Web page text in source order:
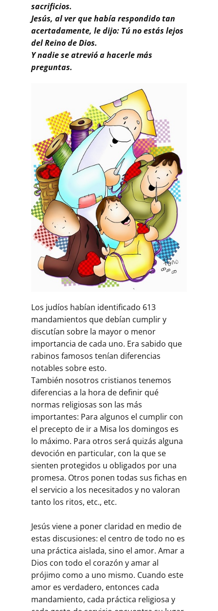
sacrificios.
Jesús, al ver que había respondido tan
acertadamente, le dijo: Tú no estás lejos
del Reino de Dios.
Y nadie se atrevió a hacerle más
preguntas.
Los judíos habían identificado 613
mandamientos que debían cumplir y
discutían sobre la mayor o menor
importancia de cada uno. Era sabido que
rabinos famosos tenían diferencias
notables sobre esto.
También nosotros cristianos tenemos
diferencias a la hora de definir qué
normas religiosas son las más
importantes: Para algunos el cumplir con
el precepto de ir a Misa los domingos es
lo máximo. Para otros será quizás alguna
devoción en particular, con la que se
sienten protegidos u obligados por una
promesa. Otros ponen todas sus fichas en
el servicio a los necesitados y no valoran
tanto los ritos, etc., etc.
Jesús viene a poner claridad en medio de
estas discusiones: el centro de todo no es
una práctica aislada, sino el amor. Amar a
Dios con todo el corazón y amar al
prójimo como a uno mismo. Cuando este
amor es verdadero, entonces cada
mandamiento, cada práctica religiosa y